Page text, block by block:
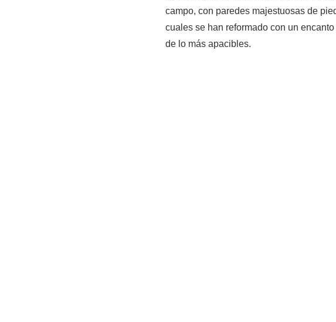
campo, con paredes majestuosas de
cuales se han reformado con un
de lo más apacibles.